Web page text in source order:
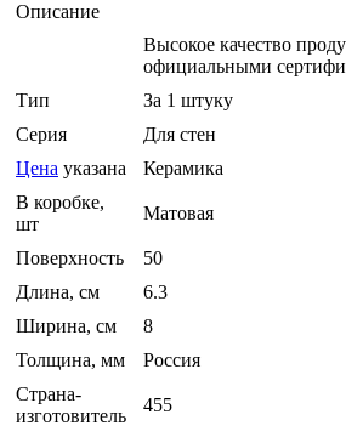
Описание
Высокое качество
официальными
Тип
За 1 штуку
Серия
Для стен
Цена указана
Керамика
В коробке,
шт
Матовая
Поверхность
50
Длина, см
6.3
Ширина, см
8
Толщина, мм
Россия
Страна-
изготовитель
455